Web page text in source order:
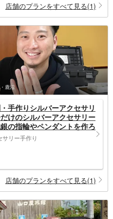
店舗のプランをすべて見る(1)
鹿沼
・手作りシルバーアクセサリ
けのシルバーアクセサリー
の指輪やペンダントを作ろ
特別な一日を♪
リー手作り
店舗のプランをすべて見る(1)